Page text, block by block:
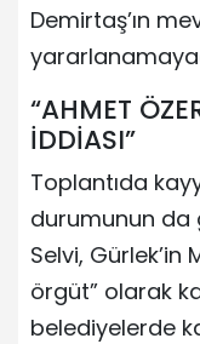
Demirtaş’ın
“AHMET
İDDİASI”
Toplantıda
durumunun da
Selvi, Gürlek’in
örgüt” olarak
belediyelerde